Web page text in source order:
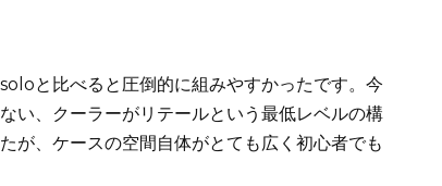
と比べると圧倒的に組みやすかったです。今
い、クーラーがリテールという最低レベルの構
が、ケースの空間自体がとても広く初心者でも